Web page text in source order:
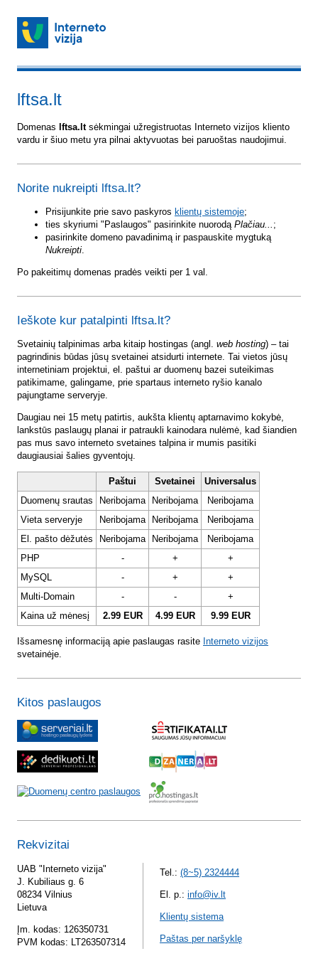
lftsa.lt
Domenas lftsa.ltsėkmingai užregistruotas Interneto vizijos kliento
vardu ir šiuo metu yra pilnai aktyvuotas bei paruoštas naudojimui.
Norite nukreipti lftsa.lt?
Prisijunkite prie savo paskyros klientų sistemoje;
ties skyriumi "Paslaugos" pasirinkite nuorodą Plačiau... ;
pasirinkite domeno pavadinimą ir paspauskite mygtuką
Nukreipti.
Po pakeitimų domenas pradės veikti per 1 val.
Ieškote kur patalpinti lftsa.lt?
Svetainių talpinimas arba kitaip hostingas (angl. web hosting) – tai
pagrindinis būdas jūsų svetainei atsidurti internete. Tai vietos jūsų
internetiniam projektui, el. paštui ar duomenų bazei suteikimas
patikimame, galingame, prie spartaus interneto ryšio kanalo
pajungtame serveryje.
Daugiau nei 15 metų patirtis, aukšta klientų aptarnavimo kokybė,
lankstūs paslaugų planai ir patraukli kainodara nulėmė, kad šiandien
pas mus savo interneto svetaines talpina ir mumis pasitiki
daugiausiai šalies gyventojų.
Paštui Svetainei
Universalus
Duomenų srautas
Neribojama Neribojama
Neribojama
Vieta serveryje
Neribojama Neribojama
Neribojama
El. pašto dėžutės
Neribojama Neribojama
Neribojama
PHP
- +
+
MySQL
- +
+
Multi-Domain
- -
+
Kaina už mėnesį
2.99 EUR 4.99 EUR 9.99 EUR
Išsamesnę informaciją apie paslaugas rasite Interneto vizijos
svetainėje.
Kitos paslaugos
Rekvizitai
UAB "Interneto vizija"
J. Kubiliaus g. 6
08234 Vilnius
Lietuva
Įm. kodas: 126350731
PVM kodas: LT263507314
Tel.: (8~5) 2324444
El. p.: info@iv.lt
Klientų sistema
Paštas per naršyklę